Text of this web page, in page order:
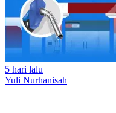
5 hari lalu
Yuli Nurhanisah